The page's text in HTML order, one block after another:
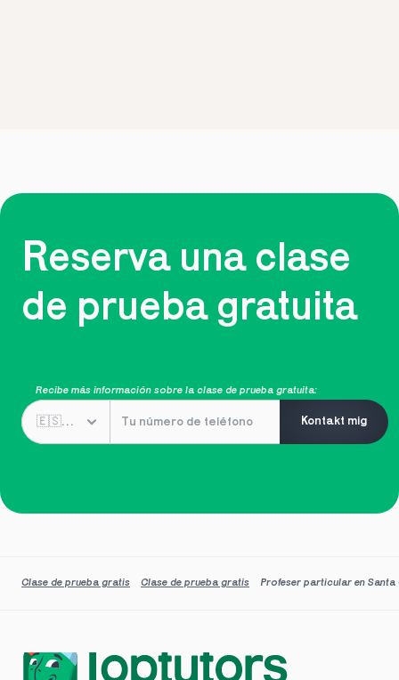
Reserva una clase
de prueba gratuita
Recibe más información sobre la clase de prueba gratuita:
Kontakt mig
Clase de prueba gratis Clase de prueba gratis Profeser particular en Santa